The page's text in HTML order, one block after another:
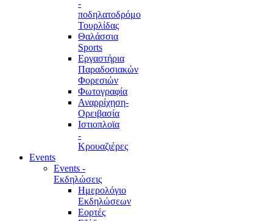
-
ποδηλατοδρόμο
Τουρλίδας
Θαλάσσια
Sports
Εργαστήρια
Παραδοσιακών
Φορεσιών
Φωτογραφία
Αναρρίχηση-
Ορειβασία
Ιστιοπλοϊα
-
Κρουαζιέρες
Events
Events -
Εκδηλώσεις
Ημερολόγιο
Εκδηλώσεων
Εορτές